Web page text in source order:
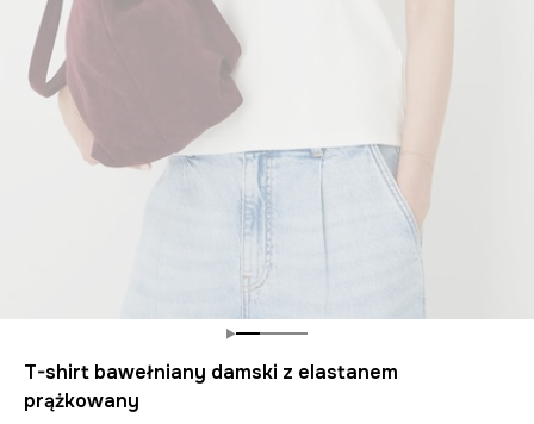
T-shirt bawełniany damski z elastanem
prążkowany